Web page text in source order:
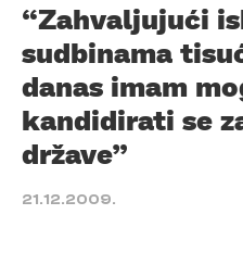
“Zahvaljujući
sudbinama
danas imam
kandidirati se
države”
21.12.2009.